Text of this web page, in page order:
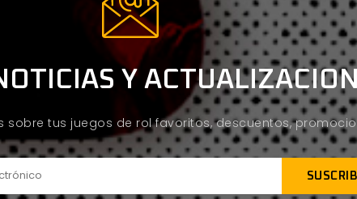
Y
tus juegos de rol favoritos, descuentos,